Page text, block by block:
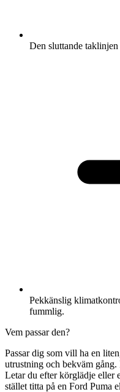
Den sluttande
Pekkänslig
fummlig.
Vem passar den?
Passar dig som vill ha en
utrustning och bekväm
Letar du efter körglädje eller
stället titta på en Ford Puma